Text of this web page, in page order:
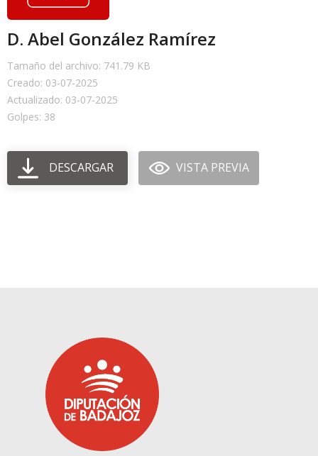
D. Abel González Ramírez
Tamaño del archivo: 741.79 KB
Creado: 03-07-2025
Actualizado: 03-07-2025
Golpes: 38
DESCARGAR VISTA PREVIA